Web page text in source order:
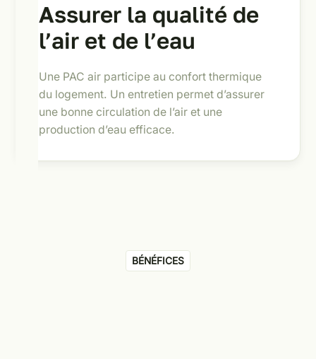
Assurer la qualité de
l’air et de l’eau
Une PAC air participe au confort thermique
du logement. Un entretien permet d’assurer
une bonne circulation de l’air et une
production d’eau efficace.
BÉNÉFICES